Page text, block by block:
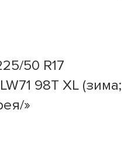
50 R17
98T XL (зима;
»